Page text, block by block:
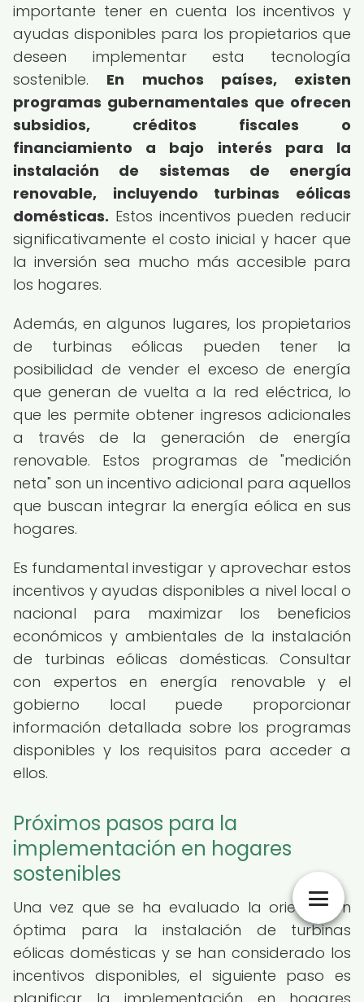
importante tener en cuenta los incentivos y
ayudas disponibles para los propietarios que
deseen implementar esta tecnología
sostenible. En muchos países, existen
programas gubernamentales que ofrecen
subsidios, créditos fiscales o
financiamiento a bajo interés para la
instalación de sistemas de energía
renovable, incluyendo turbinas eólicas
domésticas. Estos incentivos pueden reducir
significativamente el costo inicial y hacer que
la inversión sea mucho más accesible para
los hogares.
Además, en algunos lugares, los propietarios
de turbinas eólicas pueden tener la
posibilidad de vender el exceso de energía
que generan de vuelta a la red eléctrica, lo
que les permite obtener ingresos adicionales
a través de la generación de energía
renovable. Estos programas de "medición
neta" son un incentivo adicional para aquellos
que buscan integrar la energía eólica en sus
hogares.
Es fundamental investigar y aprovechar estos
incentivos y ayudas disponibles a nivel local o
nacional para maximizar los beneficios
económicos y ambientales de la instalación
de turbinas eólicas domésticas. Consultar
con expertos en energía renovable y el
gobierno local puede proporcionar
información detallada sobre los programas
disponibles y los requisitos para acceder a
ellos.
Próximos pasos para la
implementación en hogares
sostenibles
Una vez que se ha evaluado la orientación
óptima para la instalación de turbinas
eólicas domésticas y se han considerado los
incentivos disponibles, el siguiente paso es